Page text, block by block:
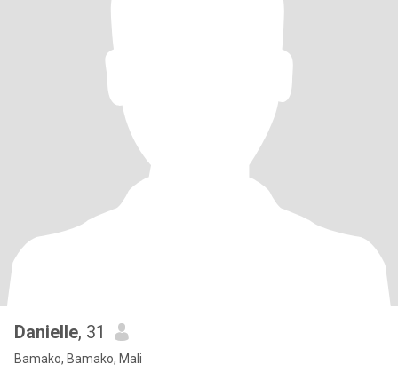
Danielle, 31
Bamako, Bamako, Mali